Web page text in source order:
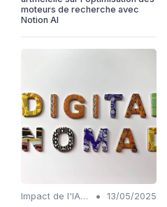
moteurs de recherche avec
Notion AI
Impact de l'IA sur les rôles SEO •
13/05/2025